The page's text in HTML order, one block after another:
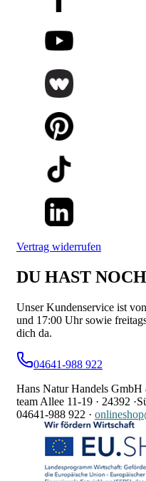
Vertrag widerrufen
DU HAST
Unser Kundenservice ist
und 17:00 Uhr sowie
dich da.
04641-988 922
Hans Natur Handels
team Allee 11-19 · 24392 ·
04641-988 922 ·